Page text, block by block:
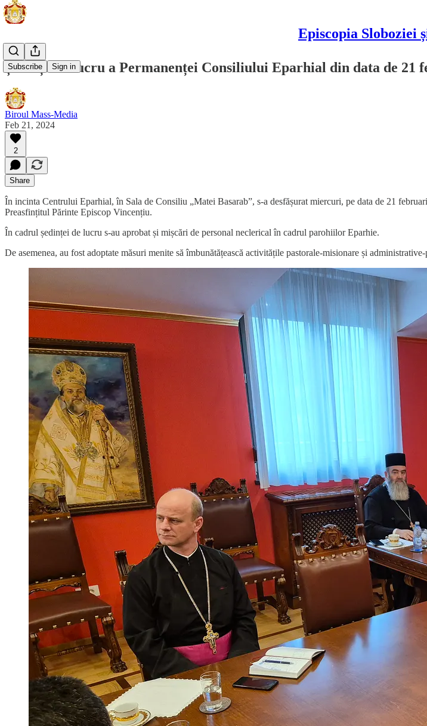
Episcopia Sloboziei
Subscribe Sign in
Ședința de lucru a Permanenței Consiliului Eparhial din data de 21
Biroul Mass-Media
Feb 21, 2024
2
Share
În incinta Centrului Eparhial, în Sala de Consiliu „Matei Basarab”, s-a desfășurat miercuri, pe data de 21
Preasfințitul Părinte Episcop Vincențiu.
În cadrul ședinței de lucru s-au aprobat și mișcări de personal neclerical în cadrul parohiilor Eparhie.
De asemenea, au fost adoptate măsuri menite să îmbunătățească activitățile pastorale-misionare și